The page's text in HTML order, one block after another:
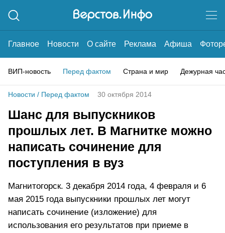
Главное Новости О сайте Реклама Афиша
ВИП-новость Перед фактом Страна и мир Дежурная
Новости / Перед фактом 30 октября 2014
Шанс для выпускников
прошлых лет. В Магнитке можно
написать сочинение для
поступления в вуз
Магнитогорск. 3 декабря 2014 года, 4 февраля и 6
мая 2015 года выпускники прошлых лет могут
написать сочинение (изложение) для
использования его результатов при приеме в